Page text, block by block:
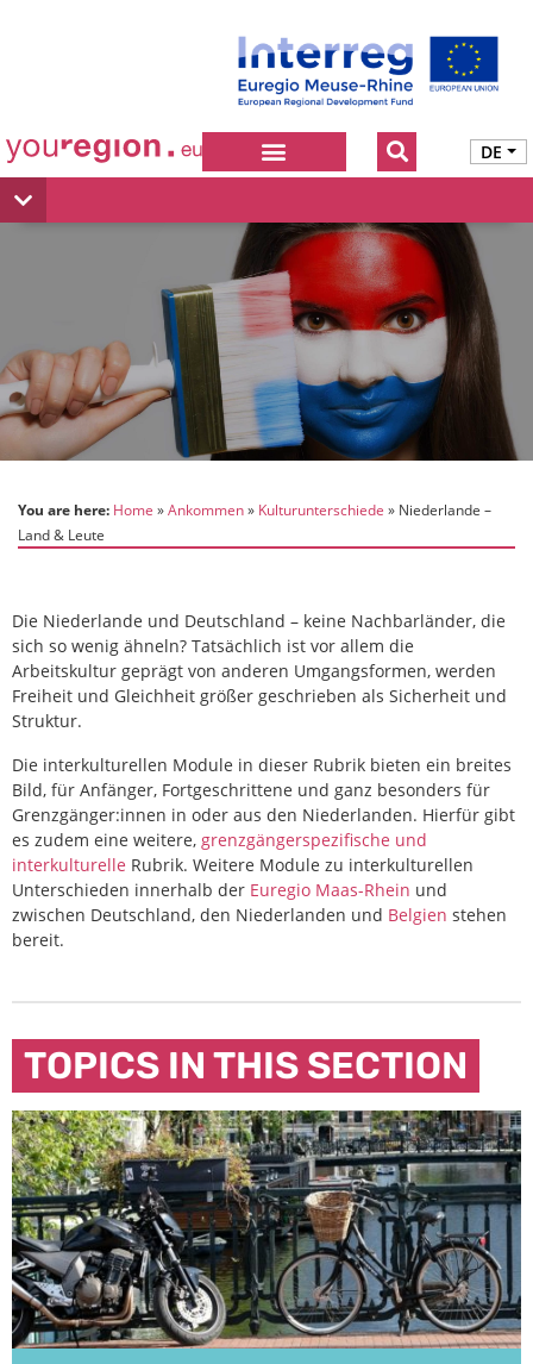
DE
You are here: Home Ankommen Kulturunterschiede
Niederlande –
Land & Leute
Die Niederlande und Deutschland – keine Nachbarländer, die
sich so wenig ähneln? Tatsächlich ist vor allem die
Arbeitskultur geprägt von anderen Umgangsformen, werden
Freiheit und Gleichheit größer geschrieben als Sicherheit und
Struktur.
Die interkulturellen Module in dieser Rubrik bieten ein breites
Bild, für Anfänger, Fortgeschrittene und ganz besonders für
Grenzgänger:innen in oder aus den Niederlanden. Hierfür gibt
es zudem eine weitere, grenzgängerspezifische und
interkulturelle Rubrik. Weitere Module zu interkulturellen
Unterschieden innerhalb der Euregio Maas-Rhein und
zwischen Deutschland, den Niederlanden und Belgien stehen
bereit.
TOPICS IN THIS SECTION